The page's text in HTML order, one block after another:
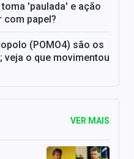
'paulada' e ação
com papel?
(POMO4) são os
veja o que movimentou
VER MAIS